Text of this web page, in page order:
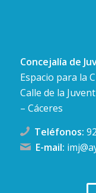
Concejalía de
Espacio para la
Calle de la
– Cáceres
Teléfonos:
E-mail: